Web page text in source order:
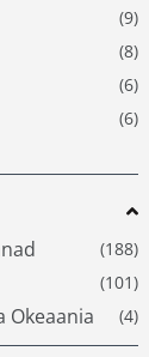
Okeaania